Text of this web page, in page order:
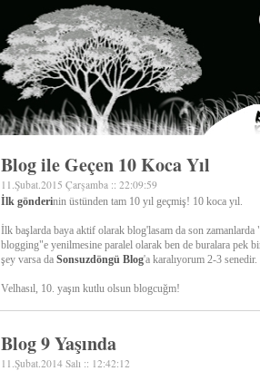
Blog ile Geçen 10 Koca Yıl
11.Şubat.2015 Çarşamba :: 22:09:59
İlk gönderinin üstünden tam 10 yıl geçmiş! 10 koca yıl.
İlk başlarda baya aktif olarak blog'lasam da son
blogging"e yenilmesine paralel olarak ben de buralara pek
şey varsa da Sonsuzdöngü Blog'a karalıyorum 2-3
Velhasıl, 10. yaşın kutlu olsun blogcuğm!
Blog 9 Yaşında
11.Şubat.2014 Salı :: 12:42:12